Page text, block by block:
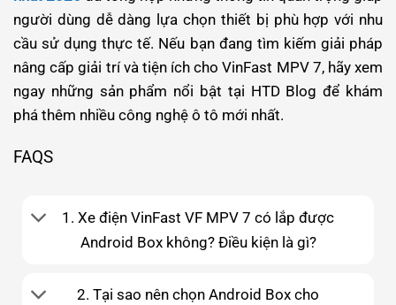
người dùng dễ dàng lựa chọn thiết bị phù hợp với nhu
cầu sử dụng thực tế. Nếu bạn đang tìm kiếm giải pháp
nâng cấp giải trí và tiện ích cho VinFast MPV 7, hãy xem
ngay những sản phẩm nổi bật tại HTD Blog để khám
phá thêm nhiều công nghệ ô tô mới nhất.
FAQS
1. Xe điện VinFast VF MPV 7 có lắp được
Android Box không? Điều kiện là gì?
2. Tại sao nên chọn Android Box cho